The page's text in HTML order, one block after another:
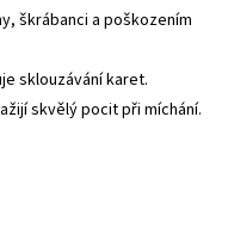
škrábanci a poškozením
sklouzávání karet.
skvělý pocit při míchání.